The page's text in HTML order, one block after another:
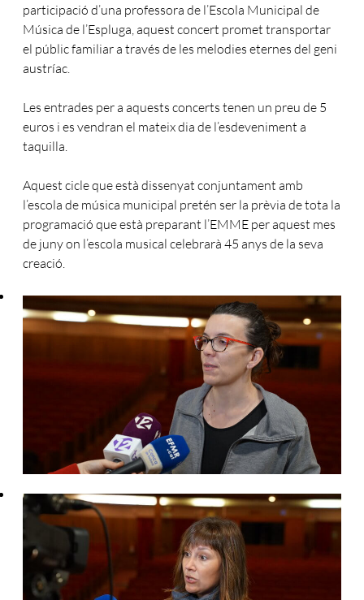
participació d’una professora de l’Escola Municipal de
Música de l’Espluga, aquest concert promet transportar
el públic familiar a través de les melodies eternes del geni
austríac.
Les entrades per a aquests concerts tenen un preu de 5
euros i es vendran el mateix dia de l’esdeveniment a
taquilla.
Aquest cicle que està dissenyat conjuntament amb
l’escola de música municipal pretén ser la prèvia de tota la
programació que està preparant l’EMME per aquest mes
de juny on l’escola musical celebrarà 45 anys de la seva
creació.